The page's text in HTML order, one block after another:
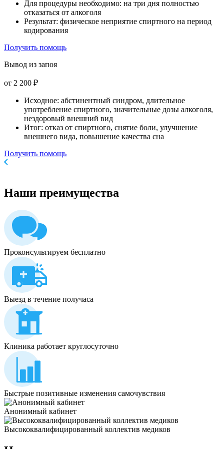
Для процедуры необходимо: на три дня полностью
отказаться от алкоголя
Результат: физическое неприятие спиртного на период
кодирования
Получить помощь
Вывод из запоя
от 2 200 ₽
Исходное: абстинентный синдром, длительное
употребление спиртного, значительные дозы алкоголя,
нездоровый внешний вид
Итог: отказ от спиртного, снятие боли, улучшение
внешнего вида, повышение качества сна
Получить помощь
Наши преимущества
Проконсультируем бесплатно
Выезд в течение получаса
Клиника работает круглосуточно
Быстрые позитивные изменения самочувствия
Анонимный кабинет
Высококвалифицированный коллектив медиков